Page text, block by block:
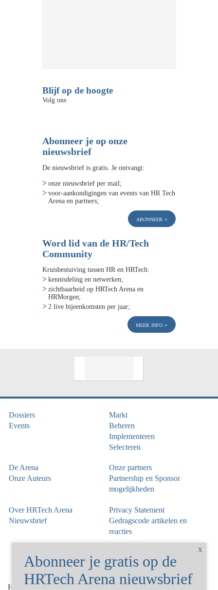
Blijf op de hoogte
Volg ons
Abonneer je op onze
nieuwsbrief
De nieuwsbrief is gratis. Je ontvangt:
onze nieuwsbrief per mail;
voor-aankondigingen van events van HR Tech
Arena en partners;
abonneer
Word lid van de HR/Tech
Community
Kruisbestuiving tussen HR en HRTech:
kennisdeling en netwerken;
zichtbaarheid op HRTech Arena en
HRMorgen;
2 live bijeenkomsten per jaar;
meer info
Dossiers
Events
Markt
Beheren
Implementeren
Selecteren
De Arena
Onze Auteurs
Onze partners
Partnership en Sponsor
mogelijkheden
Over HRTech Arena
Nieuwsbrief
Privacy Statement
Gedragscode artikelen en
reacties
HRTechArena 2026©